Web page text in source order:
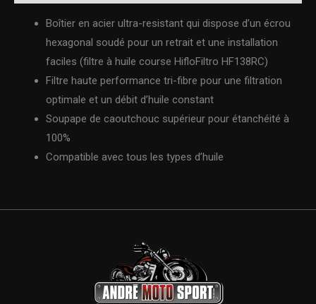
Boîtier en acier ultra-resistant qui dispose d’un écrou
hexagonal soudé pour un retrait et une installation
faciles (filtre à huile course HifloFiltro HF138RC)
Filtre haute performance tri-fibre pour une filtration
optimale et un débit d’huile constant
Soupape de caoutchouc supérieur pour étanchéité à
100%
Compatible avec tous les types d’huile